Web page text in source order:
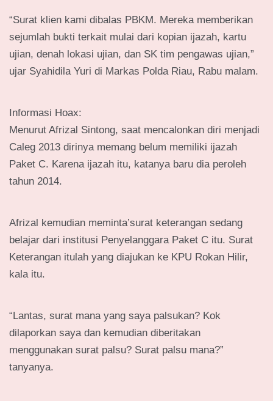
“Surat klien kami dibalas PBKM. Mereka memberikan
sejumlah bukti terkait mulai dari kopian ijazah, kartu
ujian, denah lokasi ujian, dan SK tim pengawas ujian,”
ujar Syahidila Yuri di Markas Polda Riau, Rabu malam.
Informasi Hoax:
Menurut Afrizal Sintong, saat mencalonkan diri menjadi
Caleg 2013 dirinya memang belum memiliki ijazah
Paket C. Karena ijazah itu, katanya baru dia peroleh
tahun 2014.
Afrizal kemudian meminta’surat keterangan sedang
belajar dari institusi Penyelanggara Paket C itu. Surat
Keterangan itulah yang diajukan ke KPU Rokan Hilir,
kala itu.
“Lantas, surat mana yang saya palsukan? Kok
dilaporkan saya dan kemudian diberitakan
menggunakan surat palsu? Surat palsu mana?”
tanyanya.